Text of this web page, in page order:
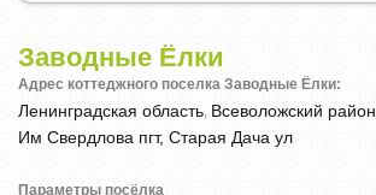
Заводные Ёлки
Адрес коттеджного поселка Заводные Ёлки:
Ленинградская область Всеволожский район
Им Свердлова пгт, Старая Дача ул
Параметры посёлка